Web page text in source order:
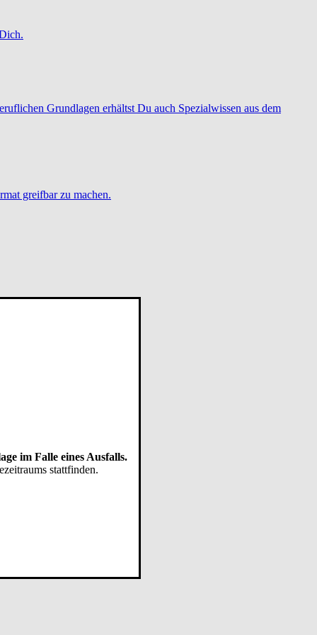
Grundlagen erhältst Du auch Spezialwissen aus dem
greifbar zu machen.
im Falle eines Ausfalls.
stattfinden.